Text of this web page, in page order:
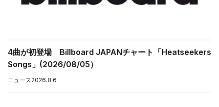
4曲が初登場 Billboard JAPANチャート「Heatseekers
Songs」(2026/08/05）
ニュース2026.8.6